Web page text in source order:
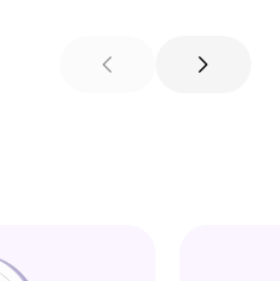
chevron_left chevron_right